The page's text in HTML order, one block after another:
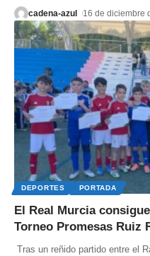
cadena-azul 16 de diciembre
DEPORTES PORTADA
El Real Murcia
Torneo Promesas Ruiz
Tras un reñido partido entre el